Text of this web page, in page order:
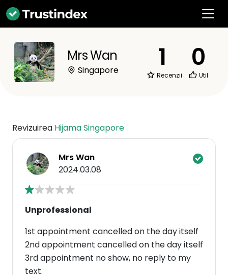
Mrs Wan
Singapore 1
Recenzii
0
Util
Revizuirea Hijama Singapore
Mrs Wan
2024.03.08
Unprofessional
1st appointment cancelled on the day itself
2nd appointment cancelled on the day itself
3rd appointment no show, no reply to my
text.